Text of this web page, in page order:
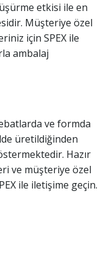
etkisi ile en
Müşteriye özel
için SPEX ile
ambalaj
ve formda
üretildiğinden
Hazır
ve müşteriye özel
ile iletişime geçin.